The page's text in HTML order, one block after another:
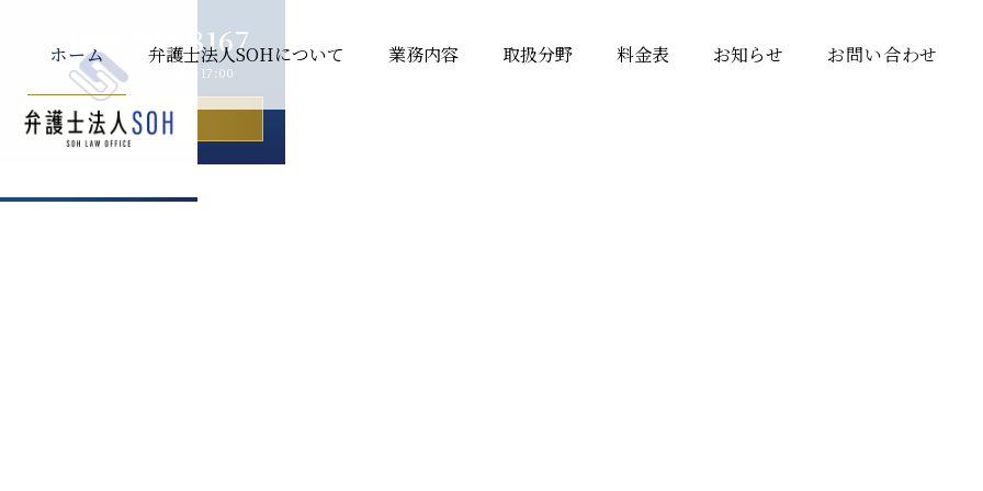
ホーム 弁護士法人SOHについて 業務内容 取扱分野 料金表 お知らせ お問い合わせ
089-993-8167
［受付時間］平日 9:00〜17:00
お問い合わせ